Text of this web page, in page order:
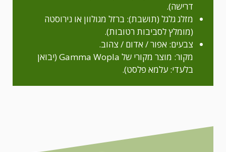
דרישה).
מזלג גלגל (תושבת): ברזל מגולוון או נירוסטה
(מומלץ לסביבות רטובות).
צבעים: אפור / אדום / צהוב.
מקור: מוצר מקורי של Gamma Wopla (יבואן
בלעדי: עלמא פלסט).